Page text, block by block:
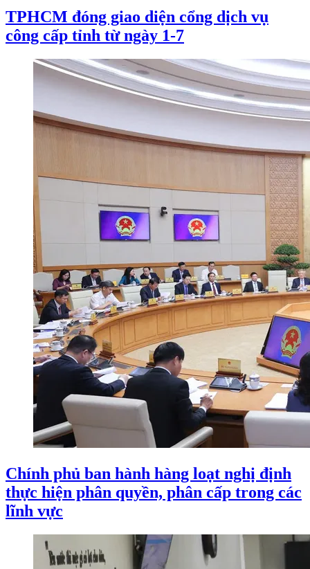
TPHCM đóng giao diện cổng dịch vụ
công cấp tỉnh từ ngày 1-7
Chính phủ ban hành hàng loạt nghị định
thực hiện phân quyền, phân cấp trong các
lĩnh vực